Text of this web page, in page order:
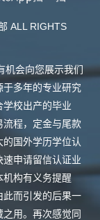
ALL RIGHTS
机会向您展示我们
于多年的专业研究
校出产的毕业
流程，定金与尾款
国外学历学位认
申请留信认证业
机构有义务提醒
此而引发的后果一
用。再次感觉同